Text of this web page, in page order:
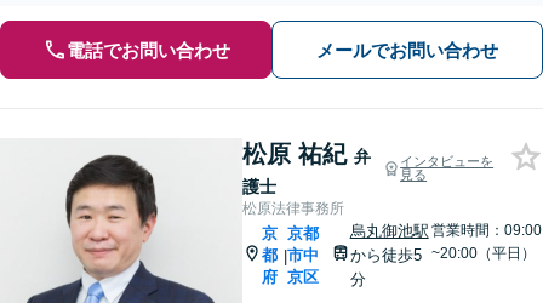
電話でお問い合わせ メールでお問い合わせ
松原 祐紀 弁
護士
インタビューを
見る
松原法律事務所
京
都
府
|
京都
市中
京区
烏丸御池駅
から徒歩5
分
営業時間：09:00
~20:00（平日）